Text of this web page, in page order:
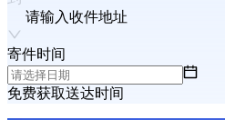
请输入收件地址
寄件时间
免费获取送达时间